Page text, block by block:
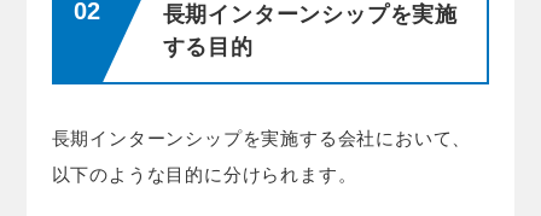
長期インターンシップを実施
する目的
長期インターンシップを実施する会社において、
以下のような目的に分けられます。